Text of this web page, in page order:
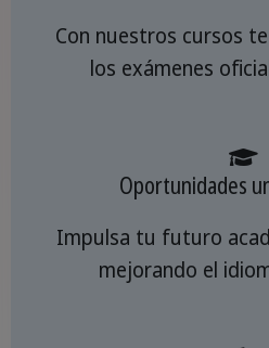
Con nuestros cursos
los exámenes
Oportunidades
Impulsa tu futuro
mejorando el